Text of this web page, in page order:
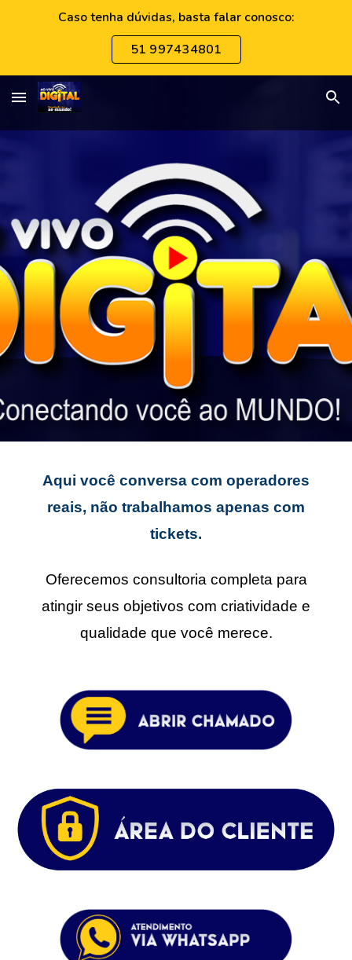
Caso tenha dúvidas, basta falar conosco:
51 997434801
Aqui você conversa com operadores
reais, não trabalhamos apenas com
tickets.
Oferecemos consultoria completa para
atingir seus objetivos com criatividade e
qualidade que você merece.